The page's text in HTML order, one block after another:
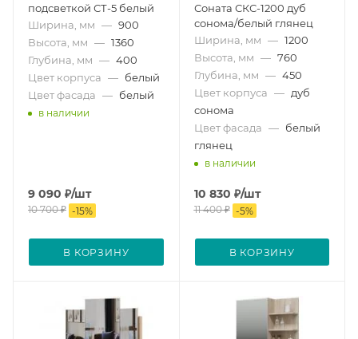
подсветкой СТ-5 белый
Ширина, мм — 900
Высота, мм — 1360
Глубина, мм — 400
Цвет корпуса — белый
Цвет фасада — белый
в наличии
9 090 ₽/шт
10 700₽ -15%
В КОРЗИНУ
Соната СКС-1200 дуб
сонома/белый глянец
Ширина, мм — 1200
Высота, мм — 760
Глубина, мм — 450
Цвет корпуса — дуб
сонома
Цвет фасада — белый
глянец
в наличии
10 830 ₽/шт
11 400₽ -5%
В КОРЗИНУ